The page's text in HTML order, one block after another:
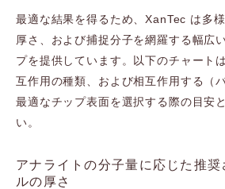
最適な結果を得るため、XanTec は多
厚さ、および捕捉分子を網羅する幅広
プを提供しています。以下のチャート
互作用の種類、および相互作用する（
最適なチップ表面を選択する際の目安
い。
アナライトの分子量に応じた推
ルの厚さ